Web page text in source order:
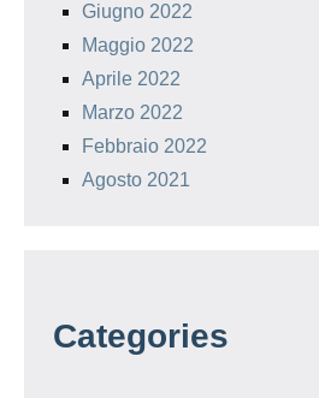
Giugno 2022
Maggio 2022
Aprile 2022
Marzo 2022
Febbraio 2022
Agosto 2021
Categories